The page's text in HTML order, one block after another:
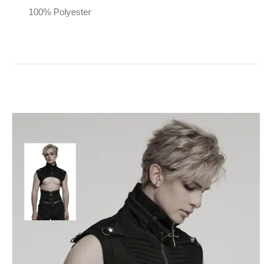
100% Polyester
Punk Rave Weste
Darkware
Inkl. MwSt.
zzgl.Versand
Lieferzeit: ca. 1-2 Tage DE, ca. 3-4 Tage EU